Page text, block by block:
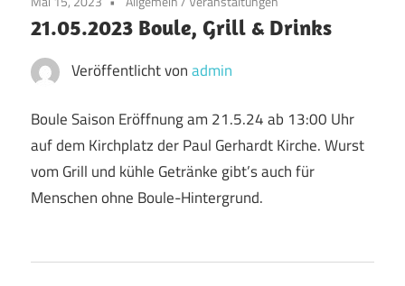
Altstadt
der
Weststadt
–
Darmstadt
21.05.2023 Boule, Grill & Drinks
Veröffentlicht vonadmin
Boule Saison Eröffnung am 21.5.24 ab 13:00 Uhr
auf dem Kirchplatz der Paul Gerhardt Kirche. Wurst
vom Grill und kühle Getränke gibt’s auch für
Menschen ohne Boule-Hintergrund.